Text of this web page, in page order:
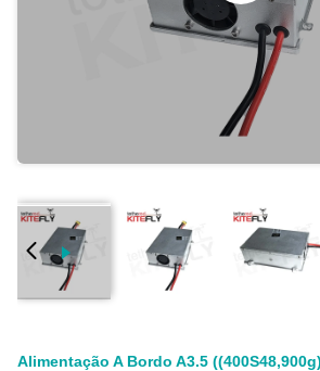
Alimentação A Bordo A3.5